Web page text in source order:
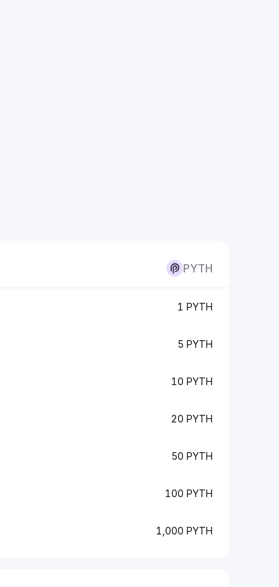
PYTH
1 PYTH
5 PYTH
10 PYTH
20 PYTH
50 PYTH
100 PYTH
1,000 PYTH